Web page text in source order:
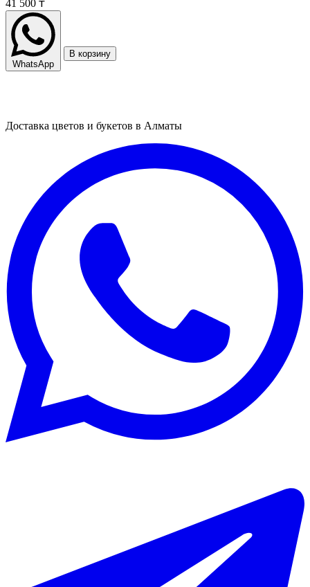
41 500 ₸
WhatsApp
В корзину
Доставка цветов и букетов в Алматы